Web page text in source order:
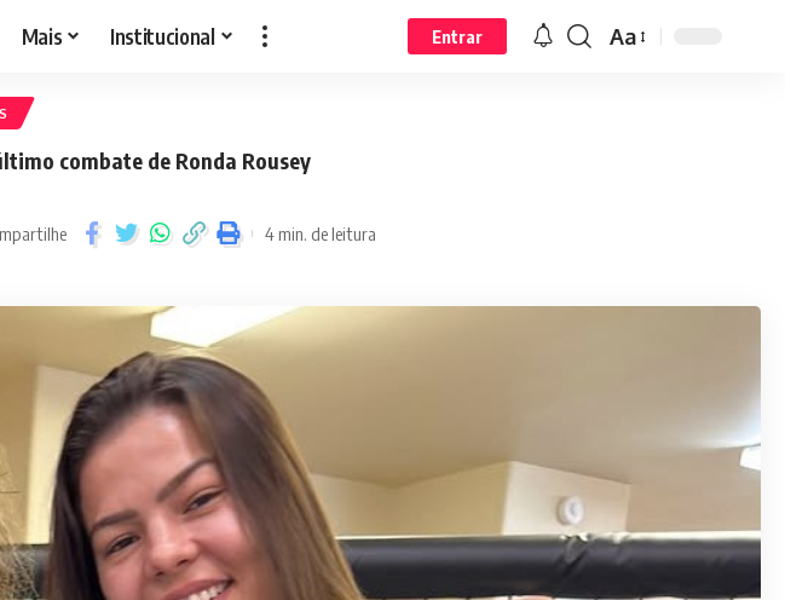
Mais Institucional Entrar Aa
combate de Ronda Rousey
4 min. de leitura